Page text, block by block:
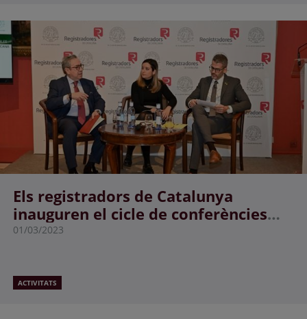
Els registradors de Catalunya
inauguren el cicle de conferències
sobre ciutats sostenibles.
01/03/2023
ACTIVITATS